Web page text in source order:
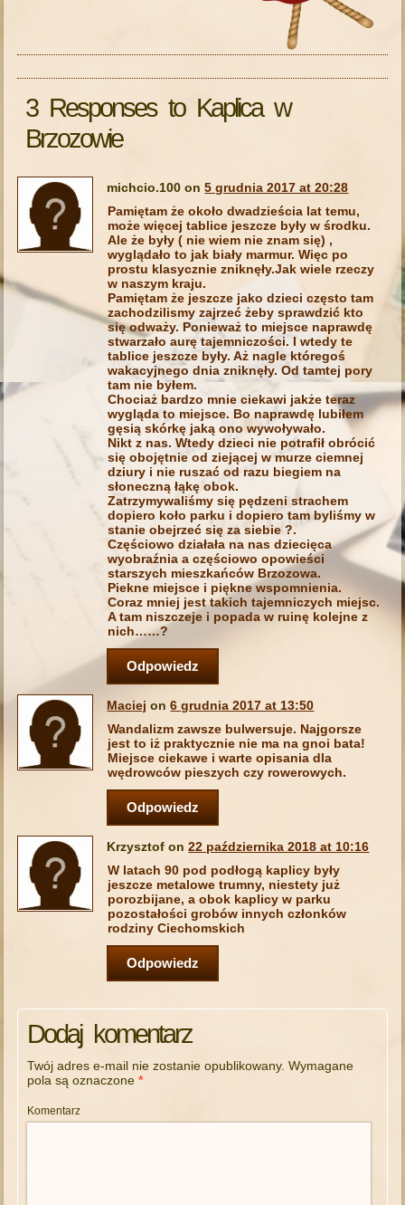
3 Responses to Kaplica w
Brzozowie
michcio.100 on5 grudnia 2017 at 20:28
Pamiętam że około dwadzieścia lat temu,
może więcej tablice jeszcze były w środku.
Ale że były ( nie wiem nie znam się) ,
wyglądało to jak biały marmur. Więc po
prostu klasycznie zniknęły.Jak wiele rzeczy
w naszym kraju.
Pamiętam że jeszcze jako dzieci często tam
zachodzilismy zajrzeć żeby sprawdzić kto
się odważy. Ponieważ to miejsce naprawdę
stwarzało aurę tajemniczości. I wtedy te
tablice jeszcze były. Aż nagle któregoś
wakacyjnego dnia zniknęły. Od tamtej pory
tam nie byłem.
Chociaż bardzo mnie ciekawi jakże teraz
wygląda to miejsce. Bo naprawdę lubiłem
gęsią skórkę jaką ono wywoływało.
Nikt z nas. Wtedy dzieci nie potrafił obrócić
się obojętnie od ziejącej w murze ciemnej
dziury i nie ruszać od razu biegiem na
słoneczną łąkę obok.
Zatrzymywaliśmy się pędzeni strachem
dopiero koło parku i dopiero tam byliśmy w
stanie obejrzeć się za siebie ?.
Częściowo działała na nas dziecięca
wyobraźnia a częściowo opowieści
starszych mieszkańców Brzozowa.
Piekne miejsce i piękne wspomnienia.
Coraz mniej jest takich tajemniczych miejsc.
A tam niszczeje i popada w ruinę kolejne z
nich……?
Odpowiedz
Maciej on6 grudnia 2017 at 13:50
Wandalizm zawsze bulwersuje. Najgorsze
jest to iż praktycznie nie ma na gnoi bata!
Miejsce ciekawe i warte opisania dla
wędrowców pieszych czy rowerowych.
Odpowiedz
Krzysztof on22 października 2018 at 10:16
W latach 90 pod podłogą kaplicy były
jeszcze metalowe trumny, niestety już
porozbijane, a obok kaplicy w parku
pozostałości grobów innych członków
rodziny Ciechomskich
Odpowiedz
Dodaj komentarz
Twój adres e-mail nie zostanie opublikowany. Wymagane
pola są oznaczone*
Komentarz